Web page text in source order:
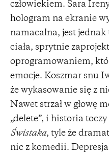
człowiekiem. Sara
hologram na ekranie
namacalna, jest
ciała, sprytnie
oprogramowaniem,
emocje. Koszmar snu
że wykasowanie się z
Nawet strzał w głowę
„delete”, i historia
Świstaka, tyle że
nic z komedii.